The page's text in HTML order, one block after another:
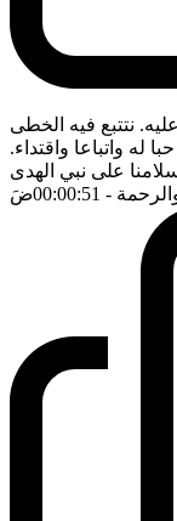
نتتبع فيه الخطى
له واتباعا واقتداء.
على نبي الهدى
- 00:00:51 ضَ